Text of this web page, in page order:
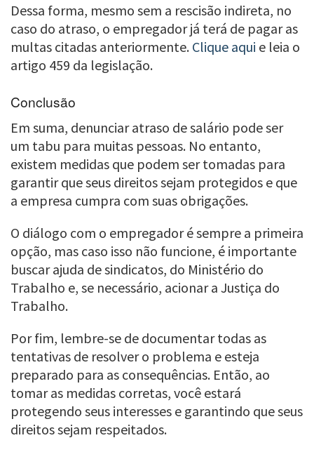
Dessa forma, mesmo sem a rescisão indireta, no
caso do atraso, o empregador já terá de pagar as
multas citadas anteriormente. Clique aqui e leia o
artigo 459 da legislação.
Conclusão
Em suma, denunciar atraso de salário pode ser
um tabu para muitas pessoas. No entanto,
existem medidas que podem ser tomadas para
garantir que seus direitos sejam protegidos e que
a empresa cumpra com suas obrigações.
O diálogo com o empregador é sempre a primeira
opção, mas caso isso não funcione, é importante
buscar ajuda de sindicatos, do Ministério do
Trabalho e, se necessário, acionar a Justiça do
Trabalho.
Por fim, lembre-se de documentar todas as
tentativas de resolver o problema e esteja
preparado para as consequências. Então, ao
tomar as medidas corretas, você estará
protegendo seus interesses e garantindo que seus
direitos sejam respeitados.